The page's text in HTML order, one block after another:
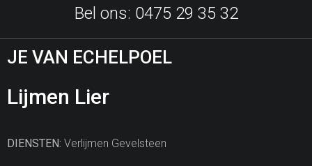
Bel ons: 0475 29 35 32
JE VAN ECHELPOEL
Lijmen Lier
DIENSTEN: Verlijmen Gevelsteen